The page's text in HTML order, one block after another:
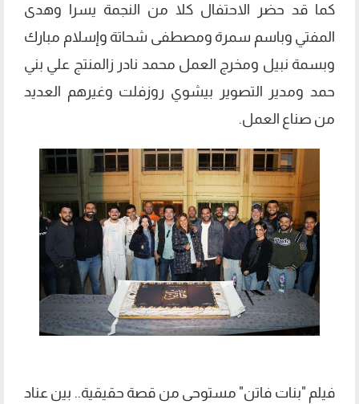
كما قد حضر الاحتفال كلا من النجمة يسرا وهدى
المفتي وباسم سمرة ومصطفى شحاتة وإسلام مبارك
وبسمة نبيل ومخرج العمل محمد نادر زالمنتج علي بني
حمد ومدير التصوير بيشوي روزفلت وغيرهم العديد
من صناع العمل.
فيلم "بنات فاتن" مستوحى من قصة حقيقية.. بين عناد